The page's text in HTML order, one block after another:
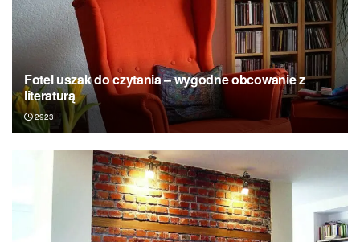
Fotel uszak do czytania – wygodne obcowanie z
literaturą
2923